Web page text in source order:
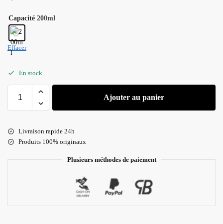
Capacité 200ml
Effacer
En stock
Ajouter au panier
Livraison rapide 24h
Produits 100% originaux
Plusieurs méthodes de paiement